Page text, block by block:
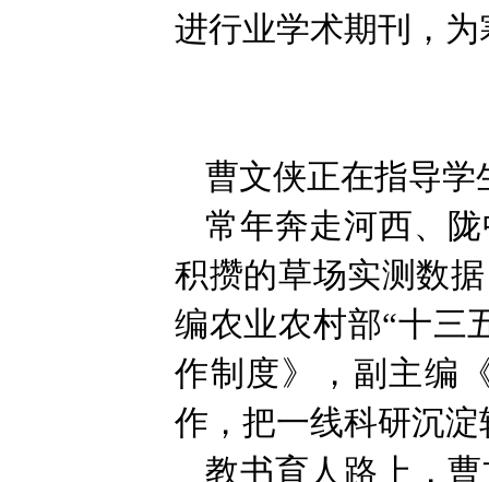
进行业学术期刊，
曹文侠正在指导学
常年奔走河西、
积攒的草场实测数
编农业农村部“十三
作制度》，副主编
作，把一线科研沉
教书育人路上，